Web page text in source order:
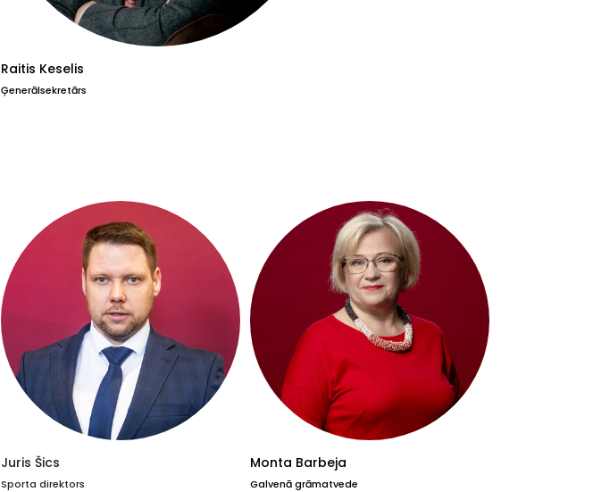
Raitis Keselis
Ģenerālsekretārs
Juris Šics
Sporta direktors
Monta Barbeja
Galvenā grāmatvede